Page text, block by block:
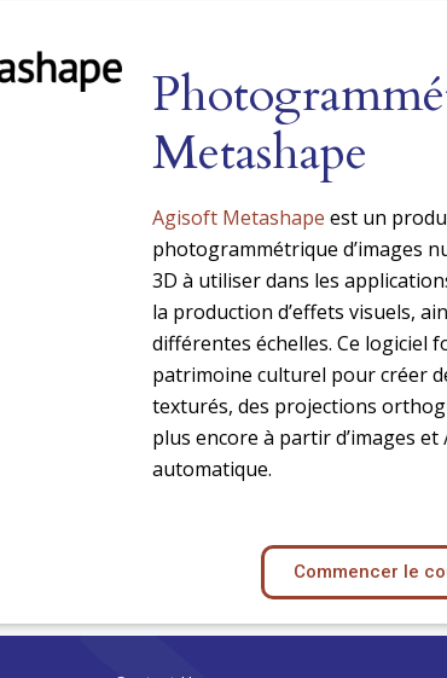
Metashape
Agisoft Metashape est un
photogrammétrique d’images
3D à utiliser dans les
la production d’effets visuels,
différentes échelles. Ce logiciel
patrimoine culturel pour créer
texturés, des projections
plus encore à partir d’images
automatique.
Commencer le